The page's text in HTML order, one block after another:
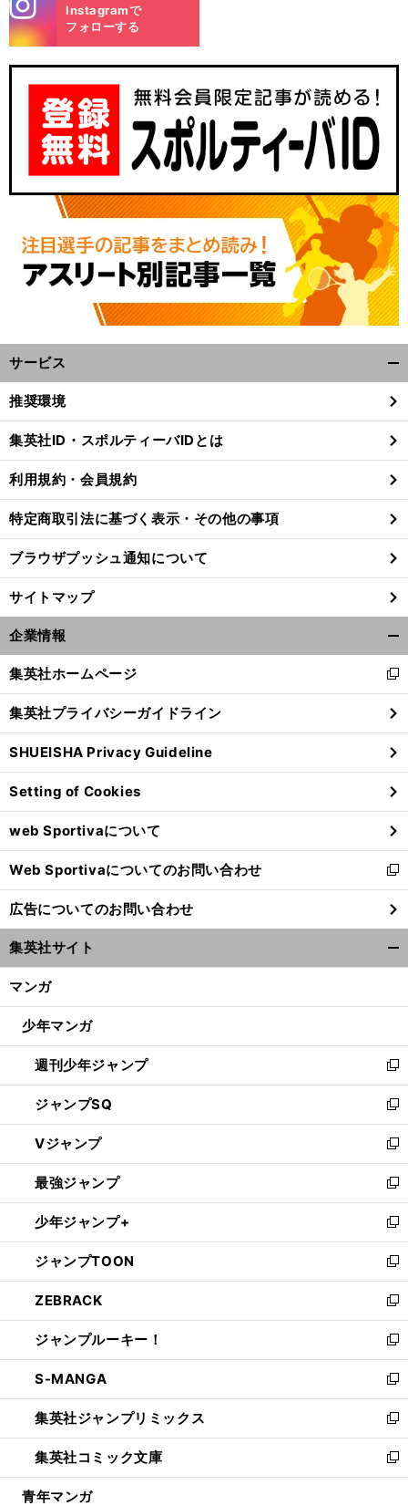
前
へ
m
Instagramで
フォローする
サービス
閉
る
推奨環境
集英社ID・スポルティーバIDとは
利用規約・会員規約
特定商取引法に基づく表示・その他の事項
ブラウザプッシュ通知について
サイトマップ
企業情報
閉
る
集英社ホームページ
新
し
い
ウ
ィ
ン
ド
ウ
で
開
く
集英社プライバシーガイドライン
SHUEISHA Privacy Guideline
Setting of Cookies
web Sportivaについて
Web Sportivaについてのお問い合わせ
新
し
い
ウ
ィ
ン
ウ
開
く
広告についてのお問い合わせ
集英社サイト
マンガ
少年マンガ
週刊少年ジャンプ
新
し
い
ウ
ィ
ン
ド
ウ
で
開
く
ジャンプSQ
新
し
い
ウ
ィ
ン
ド
ウ
で
開
く
Vジャンプ
新
し
い
ウ
ィ
ン
ド
ウ
で
開
く
最強ジャンプ
新
し
い
ウ
ィ
ン
ド
ウ
で
開
く
少年ジャンプ+
新
し
い
ウ
ィ
ン
ド
ウ
で
開
く
ジャンプTOON
新
し
い
ウ
ィ
ン
ド
ウ
で
開
く
ZEBRACK
新
し
い
ウ
ィ
ン
ド
ウ
で
開
ジャンプルーキー！
新
し
い
ウ
ィ
ン
ド
ウ
S-MANGA
新
し
い
ウ
ィ
ン
集英社ジャンプリミックス
新
し
い
ウ
集英社コミック文庫
新
し
青年マンガ